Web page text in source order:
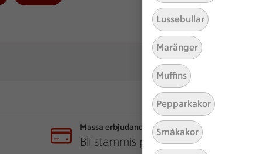
Lussebullar
Maränger
Muffins
Pepparkakor
Småkakor
Massa erbjudanden
Bli stammis på ICA